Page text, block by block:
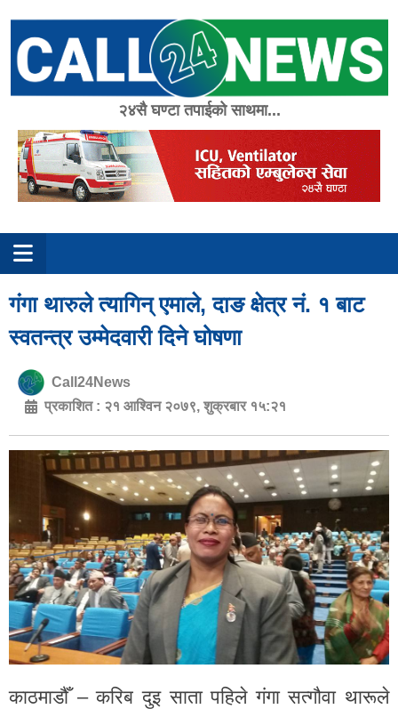
content
२४सै घण्टा तपाईको साथमा...
गंगा थारुले त्यागिन् एमाले, दाङ क्षेत्र नं. १ बाट
स्वतन्त्र उम्मेदवारी दिने घोषणा
Call24News
प्रकाशित : २१ आश्विन २०७९, शुक्रबार १५:२१
काठमाडौँ – करिब दुइ साता पहिले गंगा सत्गौवा थारूले